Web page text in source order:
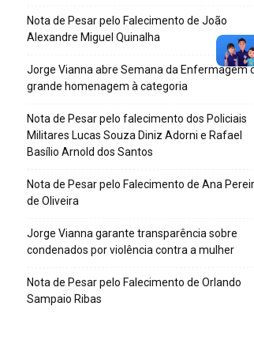
Nota de Pesar pelo Falecimento de João
Alexandre Miguel Quinalha
Jorge Vianna abre Semana da Enfermagem
grande homenagem à categoria
Nota de Pesar pelo falecimento dos Policiais
Militares Lucas Souza Diniz Adorni e Rafael
Basílio Arnold dos Santos
Nota de Pesar pelo Falecimento de Ana
de Oliveira
Jorge Vianna garante transparência sobre
condenados por violência contra a mulher
Nota de Pesar pelo Falecimento de Orlando
Sampaio Ribas